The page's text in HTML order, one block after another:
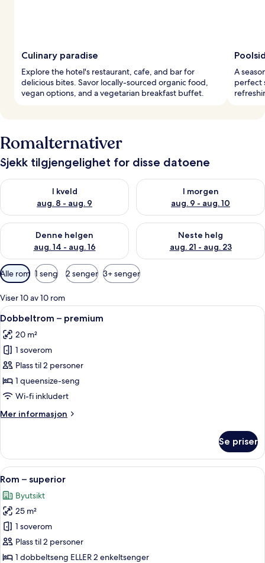
Culinary paradise
Explore the hotel's restaurant, cafe, and bar for
delicious bites. Savor locally-sourced organic food,
vegan options, and a vegetarian breakfast buffet.
A
perfect
Romalternativer
Sjekk tilgjengelighet for disse datoene
I kveld
aug. 8 - aug. 9
Sjekk tilgjengelighet for i kveld, aug. 8 - aug. 9
I morgen
aug. 9 - aug. 10
Sjekk tilgjengelighet for i
Denne helgen
aug. 14 - aug. 16
Sjekk tilgjengelighet for denne helgen, aug. 14 - aug. 16
Neste helg
aug. 21 - aug. 23
Sjekk tilgjengelighet for
Tilgjengelige
filtre
for
rom
Alle rom 1 seng 2 senger 3+ senger
Viser 10 av 10 rom
Åpne
alle
bildene
av
Dobbeltrom
–
premium
Dobbeltrom – premium |
5
Dobbeltrom – premium
20 m²
1 soverom
Plass til 2 personer
1 queensize-seng
Wi-fi inkludert
Mer informasjon
Mer
–
premium
Se priser
Åpne
alle
bildene
av
Rom
–
superior
Allergitestet sengetøy, minibar, safe
6
Rom – superior
Byutsikt
25 m²
1 soverom
Plass til 2 personer
1 dobbeltseng ELLER 2 enkeltsenger